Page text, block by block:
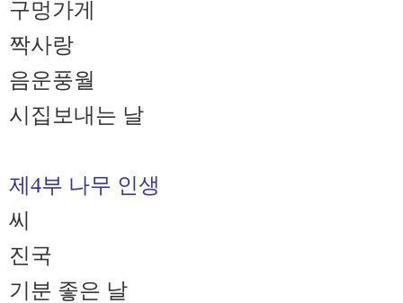
구멍가게
짝사랑
음운풍월
시집보내는 날
제4부 나무 인생
씨
진국
기분 좋은 날